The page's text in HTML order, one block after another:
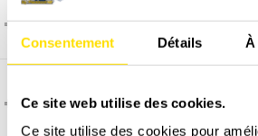
Consentement Détails
Ce site web utilise des cookies.
Ce site utilise des cookies pour
La vidéo embarquée,
Comment et quand